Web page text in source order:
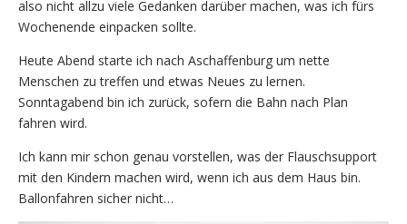
also nicht allzu viele Gedanken darüber machen, was ich fürs
Wochenende einpacken sollte.
Heute Abend starte ich nach Aschaffenburg um nette
Menschen zu treffen und etwas Neues zu lernen.
Sonntagabend bin ich zurück, sofern die Bahn nach Plan
fahren wird.
Ich kann mir schon genau vorstellen, was der Flauschsupport
mit den Kindern machen wird, wenn ich aus dem Haus bin.
Ballonfahren sicher nicht…